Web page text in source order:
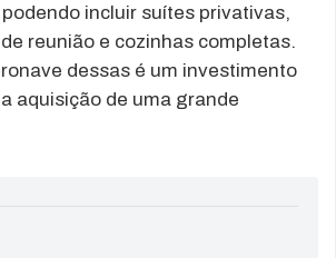
incluir suítes privativas,
reunião e cozinhas completas.
dessas é um investimento
aquisição de uma grande